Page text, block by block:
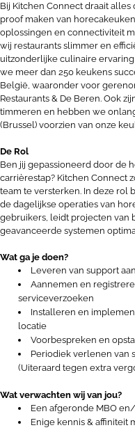
Bij Kitchen Connect draait
proof maken van
oplossingen en connectiviteit
wij restaurants slimmer en
uitzonderlijke culinaire
we meer dan 250 keukens
België, waaronder voor
Restaurants & De Beren. Ook
timmeren en hebben we
(Brussel) voorzien van onze
De Rol
Ben jij gepassioneerd door de
carrièrestap? Kitchen Connect
team te versterken. In deze rol
de dagelijkse operaties van
gebruikers, leidt projecten van
geavanceerde systemen
Wat ga je doen?
Leveren van support
Aannemen en
serviceverzoeken
Installeren en
locatie
Voorbespreken en
Periodiek verlenen van
(Uiteraard tegen extra
Wat verwachten wij van jou?
Een afgeronde MBO
Enige kennis & affiniteit